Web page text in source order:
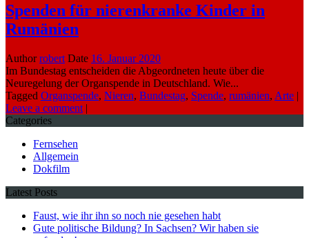
Spenden für nierenkranke Kinder in
Rumänien
Authorrobert Date 16. Januar 2020
Im Bundestag entscheiden die Abgeordneten heute über die
Neuregelung der Organspende in Deutschland. Wie...
Tagged Organspende, Nieren, Bundestag, Spende, rumänien, Arte |
Leave a comment |
Categories
Fernsehen
Allgemein
Dokfilm
Latest Posts
Faust, wie ihr ihn so noch nie gesehen habt
Gute politische Bildung? In Sachsen? Wir haben sie